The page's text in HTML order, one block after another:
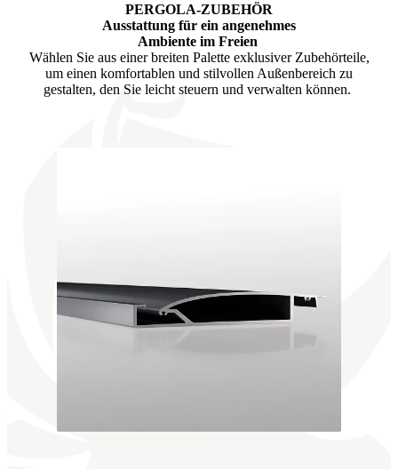
PERGOLA-ZUBEHÖR
Ausstattung für ein angenehmes
Ambiente im Freien
Wählen Sie aus einer breiten Palette exklusiver Zubehörteile,
um einen komfortablen und stilvollen Außenbereich zu
gestalten, den Sie leicht steuern und verwalten können.